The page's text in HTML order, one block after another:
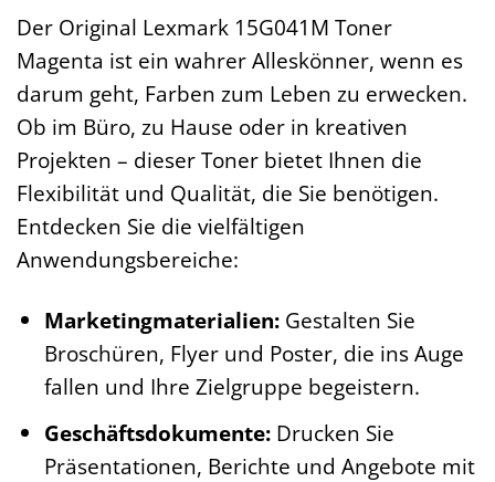
Der Original Lexmark 15G041M Toner
Magenta ist ein wahrer Alleskönner, wenn es
darum geht, Farben zum Leben zu erwecken.
Ob im Büro, zu Hause oder in kreativen
Projekten – dieser Toner bietet Ihnen die
Flexibilität und Qualität, die Sie benötigen.
Entdecken Sie die vielfältigen
Anwendungsbereiche:
Marketingmaterialien:Gestalten Sie
Broschüren, Flyer und Poster, die ins Auge
fallen und Ihre Zielgruppe begeistern.
Geschäftsdokumente:Drucken Sie
Präsentationen, Berichte und Angebote mit